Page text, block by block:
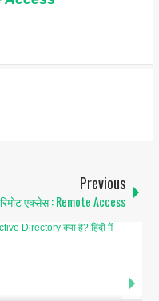
Previous
रिमोट एक्सेस : Remote Access